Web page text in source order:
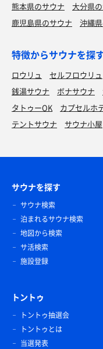
寿司
お腹いっぱい
熊本県のサウナ
大分県
鹿児島県のサウナ
沖縄
特徴からサウナを探
ロウリュ セルフロウリュ
銭湯サウナ
ボナサウナ
タトゥーOK
カプセルホ
テントサウナ
サウナ小屋
サウナを探す
サウナ検索
泊まれるサウナ検索
地図から検索
サ活検索
施設登録
トントゥ
トントゥ抽選会
トントゥとは
当選発表